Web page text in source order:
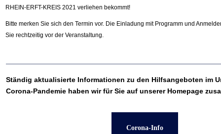
RHEIN-ERFT-KREIS 2021 verliehen bekommt!
Bitte merken Sie sich den Termin vor. Die Einladung mit Programm und
Sie rechtzeitig vor der Veranstaltung.
Ständig aktualisierte Informationen zu den Hilfsangeboten im
Corona-Pandemie haben wir für Sie auf unserer Homepage
Corona-Info